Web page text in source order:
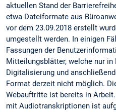
aktuellen Stand der
etwa Dateiformate aus
vor dem 23.09.2018 erstellt
umgestellt werden. In einigen
Fassungen der
Mitteilungsblätter, welche nur
Digitalisierung und
Format derzeit nicht möglich.
Webauftritte ist bereits in
mit Audiotranskriptionen ist